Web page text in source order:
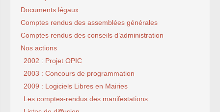
Documents légaux
Comptes rendus des assemblées générales
Comptes rendus des conseils d’administration
Nos actions
2002 : Projet OPIC
2003 : Concours de programmation
2009 : Logiciels Libres en Mairies
Les comptes-rendus des manifestations